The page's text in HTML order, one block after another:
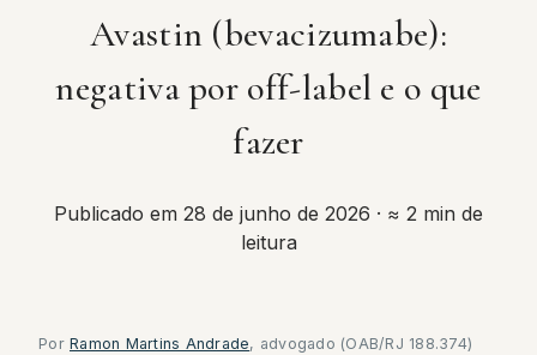
Avastin (bevacizumabe):
negativa por off-label e o que
fazer
Publicado em 28 de junho de 2026 · ≈ 2 min de
leitura
Por Ramon Martins Andrade, advogado (OAB/RJ 188.374)